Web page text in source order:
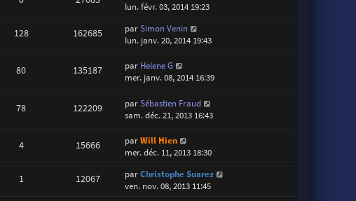
lun. févr. 03, 2014 19:23
128 162685 parSimon Venin
lun. janv. 20, 2014 19:43
80 135187 par Helene G
mer. janv. 08, 2014 16:39
78 122209 parSébastien Fraud
sam. déc. 21, 2013 16:43
4 15666 parWill Hien
mer. déc. 11, 2013 18:30
1 12067 parChristophe Suarez
ven. nov. 08, 2013 11:45